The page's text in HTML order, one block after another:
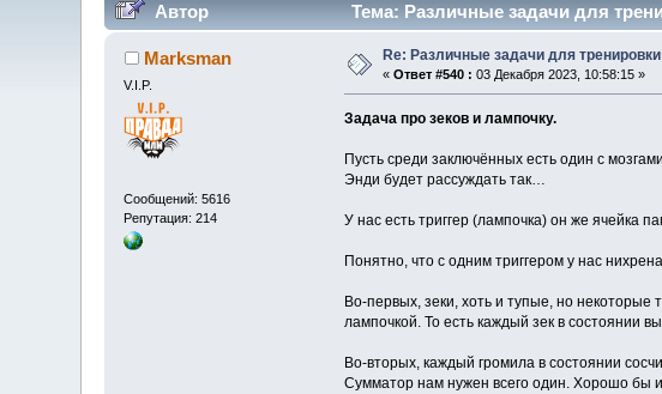
Автор Тема: Различные задачи для
Marksman
V.I.P.
Сообщений: 5616
Репутация: 214
Re: Различные задачи для
«Ответ #540 : 03 Декабря 2023, 10:58:15 »
Задача про зеков и лампочку.
Пусть среди заключённых есть один с
Энди будет рассуждать так…
У нас есть триггер (лампочка) он же ячейка
Понятно, что с одним триггером у нас
Во-первых, зеки, хоть и тупые, но некоторые
лампочкой. То есть каждый зек в состоянии
Во-вторых, каждый громила в состоянии
Сумматор нам нужен всего один. Хорошо бы